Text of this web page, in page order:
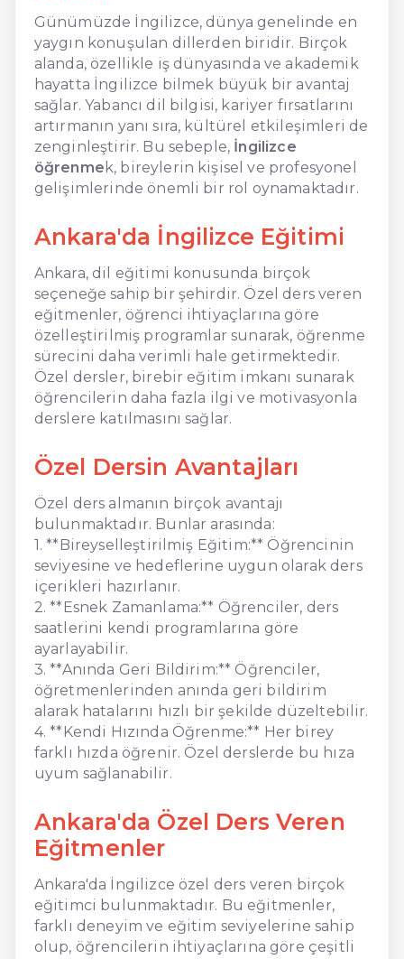
Günümüzde İngilizce, dünya genelinde en
yaygın konuşulan dillerden biridir. Birçok
alanda, özellikle iş dünyasında ve akademik
hayatta İngilizce bilmek büyük bir avantaj
sağlar. Yabancı dil bilgisi, kariyer fırsatlarını
artırmanın yanı sıra, kültürel etkileşimleri de
zenginleştirir. Bu sebeple, İngilizce
öğrenme k, bireylerin kişisel ve profesyonel
gelişimlerinde önemli bir rol oynamaktadır.
Ankara'da İngilizce Eğitimi
Ankara, dil eğitimi konusunda birçok
seçeneğe sahip bir şehirdir. Özel ders veren
eğitmenler, öğrenci ihtiyaçlarına göre
özelleştirilmiş programlar sunarak, öğrenme
sürecini daha verimli hale getirmektedir.
Özel dersler, birebir eğitim imkanı sunarak
öğrencilerin daha fazla ilgi ve motivasyonla
derslere katılmasını sağlar.
Özel Dersin Avantajları
Özel ders almanın birçok avantajı
bulunmaktadır. Bunlar arasında:
1. **Bireyselleştirilmiş Eğitim:** Öğrencinin
seviyesine ve hedeflerine uygun olarak ders
içerikleri hazırlanır.
2. **Esnek Zamanlama:** Öğrenciler, ders
saatlerini kendi programlarına göre
ayarlayabilir.
3. **Anında Geri Bildirim:** Öğrenciler,
öğretmenlerinden anında geri bildirim
alarak hatalarını hızlı bir şekilde düzeltebilir.
4. **Kendi Hızında Öğrenme:** Her birey
farklı hızda öğrenir. Özel derslerde bu hıza
uyum sağlanabilir.
Ankara'da Özel Ders Veren
Eğitmenler
Ankara'da İngilizce özel ders veren birçok
eğitimci bulunmaktadır. Bu eğitmenler,
farklı deneyim ve eğitim seviyelerine sahip
olup, öğrencilerin ihtiyaçlarına göre çeşitli